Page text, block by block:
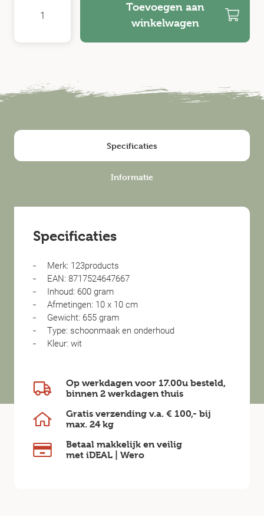
Toevoegen aan
winkelwagen
Specificaties
Informatie
Specificaties
Merk: 123products
EAN: 8717524647667
Inhoud: 600 gram
Afmetingen: 10 x 10 cm
Gewicht: 655 gram
Type: schoonmaak en onderhoud
Kleur: wit
Op werkdagen voor 17.00u besteld,
binnen 2 werkdagen thuis
Gratis verzending v.a. € 100,- bij
max. 24 kg
Betaal makkelijk en veilig
met iDEAL | Wero